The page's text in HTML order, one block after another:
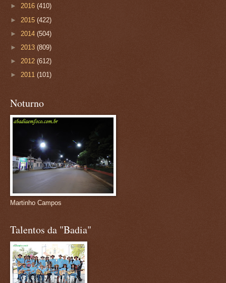
► 2016 (410)
► 2015 (422)
► 2014 (504)
► 2013 (809)
► 2012 (612)
► 2011 (101)
Noturno
Martinho Campos
Talentos da "Badia"